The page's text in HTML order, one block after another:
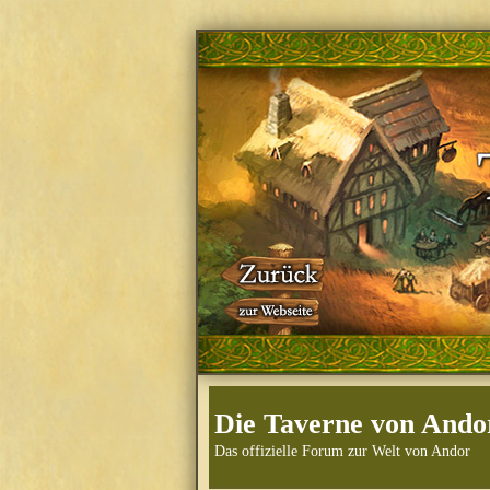
Die Taverne von
Das offizielle Forum zur Welt von Andor